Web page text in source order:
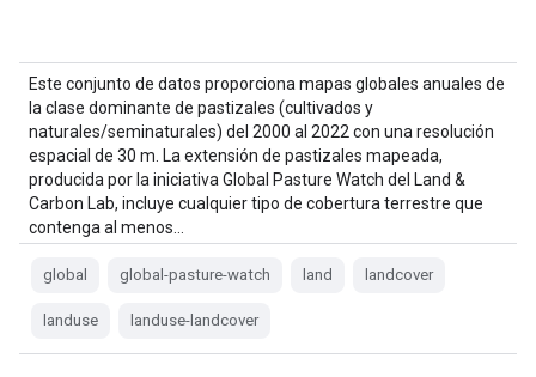
Este conjunto de datos proporciona mapas globales anuales de
la clase dominante de pastizales (cultivados y
naturales/seminaturales) del 2000 al 2022 con una resolución
espacial de 30 m. La extensión de pastizales mapeada,
producida por la iniciativa Global Pasture Watch del Land &
Carbon Lab, incluye cualquier tipo de cobertura terrestre que
contenga al menos…
global global-pasture-watch land landcover
landuse landuse-landcover